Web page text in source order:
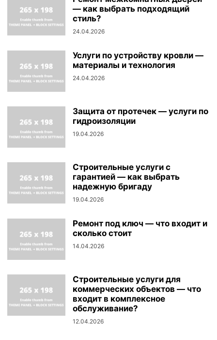
— как выбрать подходящий
стиль?
24.04.2026
Услуги по устройству кровли —
материалы и технология
24.04.2026
Защита от протечек — услуги по
гидроизоляции
19.04.2026
Строительные услуги с
гарантией — как выбрать
надежную бригаду
19.04.2026
Ремонт под ключ — что входит и
сколько стоит
14.04.2026
Строительные услуги для
коммерческих объектов — что
входит в комплексное
обслуживание?
12.04.2026